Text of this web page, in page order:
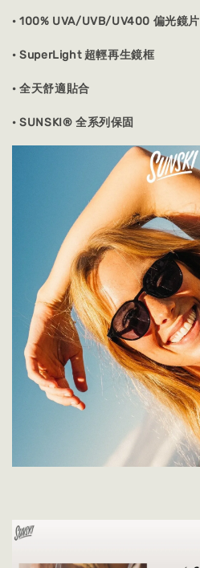
· 100% UVA/UVB/UV400 偏光鏡片
· SuperLight 超輕再生鏡框
· 全天舒適貼合
· SUNSKI® 全系列保固